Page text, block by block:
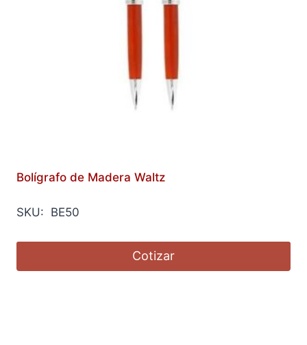
Bolígrafo de Madera Waltz
SKU: BE50
Cotizar